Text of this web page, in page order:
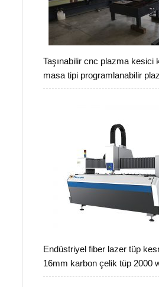
Taşınabilir cnc plazma kesici
masa tipi programlanabilir
Endüstriyel fiber lazer tüp
16mm karbon çelik tüp 2000